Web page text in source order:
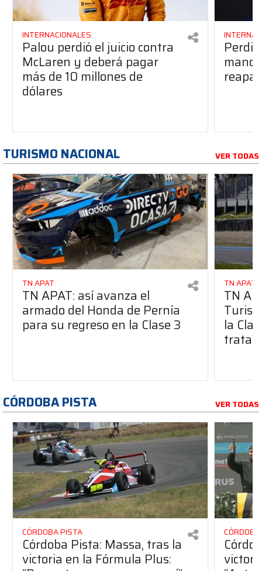
INTERNACIONALES
Palou perdió el juicio contra
McLaren y deberá pagar
más de 10 millones de
dólares
TURISMO NACIONAL VER TODAS
TN APAT
TN APAT: así avanza el
armado del Honda de Pernía
para su regreso en la Clase 3
TN APAT
TN
la
trata?
CÓRDOBA PISTA VER TODAS
CÓRDOBA PISTA
Córdoba Pista: Massa, tras la
victoria en la Fórmula Plus: